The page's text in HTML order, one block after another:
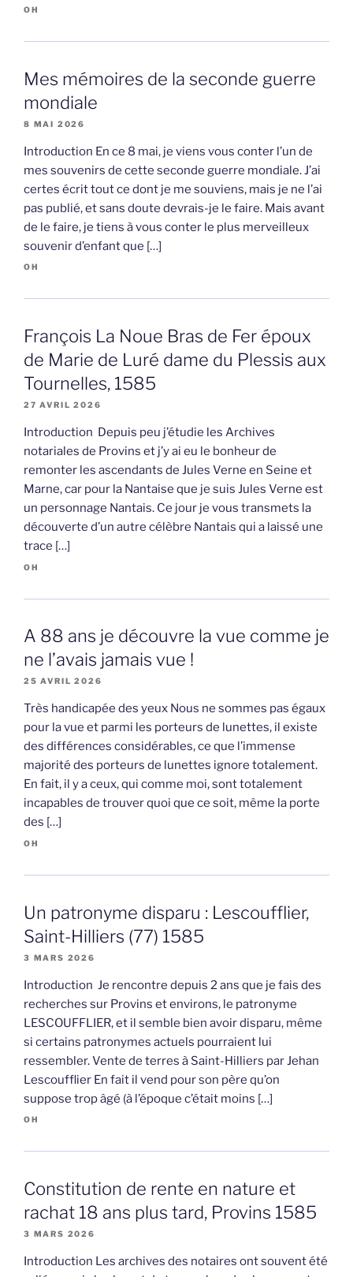
OH
Mes mémoires de la seconde guerre
mondiale
8 MAI 2026
Introduction En ce 8 mai, je viens vous conter l’un de
mes souvenirs de cette seconde guerre mondiale. J’ai
certes écrit tout ce dont je me souviens, mais je ne l’ai
pas publié, et sans doute devrais-je le faire. Mais avant
de le faire, je tiens à vous conter le plus merveilleux
souvenir d’enfant que […]
OH
François La Noue Bras de Fer époux
de Marie de Luré dame du Plessis aux
Tournelles, 1585
27 AVRIL 2026
Introduction Depuis peu j’étudie les Archives
notariales de Provins et j’y ai eu le bonheur de
remonter les ascendants de Jules Verne en Seine et
Marne, car pour la Nantaise que je suis Jules Verne est
un personnage Nantais. Ce jour je vous transmets la
découverte d’un autre célèbre Nantais qui a laissé une
trace […]
OH
A 88 ans je découvre la vue comme je
ne l’avais jamais vue !
25 AVRIL 2026
Très handicapée des yeux Nous ne sommes pas égaux
pour la vue et parmi les porteurs de lunettes, il existe
des différences considérables, ce que l’immense
majorité des porteurs de lunettes ignore totalement.
En fait, il y a ceux, qui comme moi, sont totalement
incapables de trouver quoi que ce soit, même la porte
des […]
OH
Un patronyme disparu : Lescoufflier,
Saint-Hilliers (77) 1585
3 MARS 2026
Introduction Je rencontre depuis 2 ans que je fais des
recherches sur Provins et environs, le patronyme
LESCOUFFLIER, et il semble bien avoir disparu, même
si certains patronymes actuels pourraient lui
ressembler. Vente de terres à Saint-Hilliers par Jehan
Lescoufflier En fait il vend pour son père qu’on
suppose trop âgé (à l’époque c’était moins […]
OH
Constitution de rente en nature et
rachat 18 ans plus tard, Provins 1585
3 MARS 2026
Introduction Les archives des notaires ont souvent été